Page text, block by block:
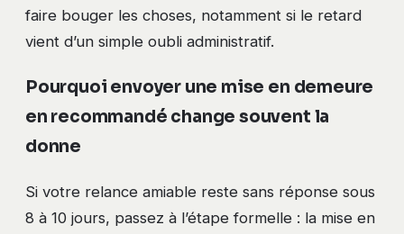
faire bouger les choses, notamment si le retard
vient d’un simple oubli administratif.
Pourquoi envoyer une mise en demeure
en recommandé change souvent la
donne
Si votre relance amiable reste sans réponse sous
8 à 10 jours, passez à l’étape formelle : la mise en